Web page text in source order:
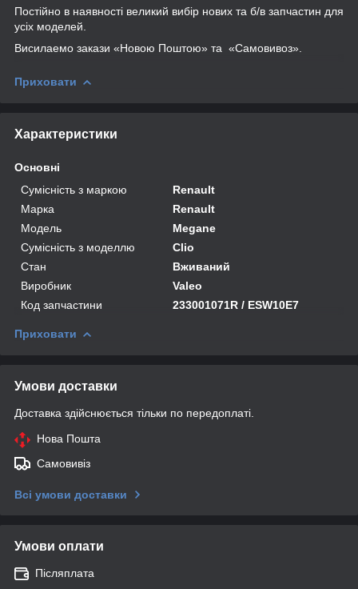
Постійно в наявності великий вибір нових та б/в запчастин для
усіх моделей.
Висилаемо закази «Новою Поштою» та «Самовивоз».
Приховати
Характеристики
Основні
Сумісність з маркою
Renault
Марка
Renault
Модель
Megane
Сумісність з моделлю
Clio
Стан
Вживаний
Виробник
Valeo
Код запчастини
233001071R / ESW10E7
Приховати
Умови доставки
Доставка здійснюється тільки по передоплаті.
Нова Пошта
Самовивіз
Всі умови доставки
Умови оплати
Післяплата